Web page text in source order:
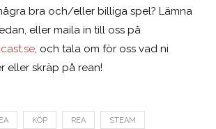
bra och/eller billiga spel? Lämna
eller maila in till oss på
, och tala om för oss vad ni
eller skräp på rean!
KÖP REA STEAM